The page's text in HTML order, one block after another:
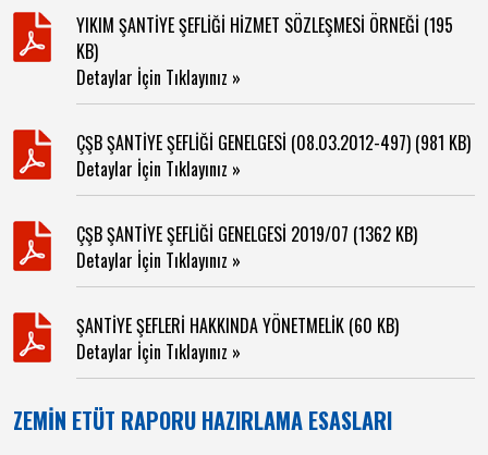
YIKIM ŞANTİYE ŞEFLİĞİ HİZMET SÖZLEŞMESİ ÖRNEĞİ (195
KB)
Detaylar İçin Tıklayınız »
ÇŞB ŞANTİYE ŞEFLİĞİ GENELGESİ (08.03.2012-497) (981 KB)
Detaylar İçin Tıklayınız »
ÇŞB ŞANTİYE ŞEFLİĞİ GENELGESİ 2019/07 (1362 KB)
Detaylar İçin Tıklayınız »
ŞANTİYE ŞEFLERİ HAKKINDA YÖNETMELİK (60 KB)
Detaylar İçin Tıklayınız »
ZEMİN ETÜT RAPORU HAZIRLAMA ESASLARI